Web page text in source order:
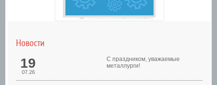
Новости
19
07.26
С праздником, уважаемые
металлурги!